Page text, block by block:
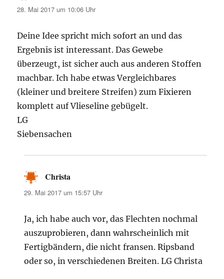
28. Mai 2017 um 10:06 Uhr
Deine Idee spricht mich sofort an und das
Ergebnis ist interessant. Das Gewebe
überzeugt, ist sicher auch aus anderen Stoffen
machbar. Ich habe etwas Vergleichbares
(kleiner und breitere Streifen) zum Fixieren
komplett auf Vlieseline gebügelt.
LG
Siebensachen
Christa
29. Mai 2017 um 15:57 Uhr
Ja, ich habe auch vor, das Flechten nochmal
auszuprobieren, dann wahrscheinlich mit
Fertigbändern, die nicht fransen. Ripsband
oder so, in verschiedenen Breiten. LG Christa